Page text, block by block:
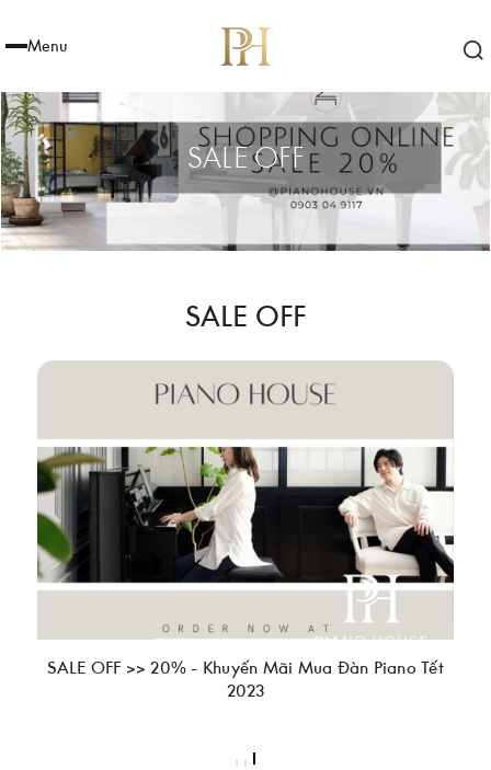
Menu
SALE OFF
SALE OFF
SALE OFF >> 20% - Khuyến Mãi Mua Đàn Piano Tết
2023